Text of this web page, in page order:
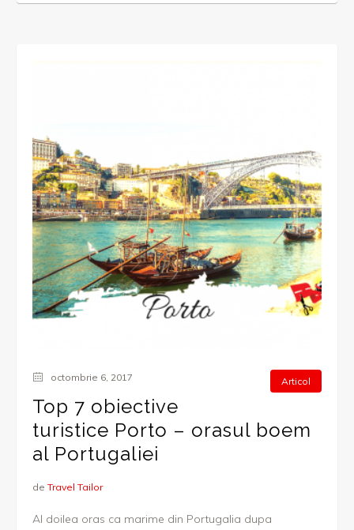
Articol
octombrie 6, 2017
Top 7 obiective
turistice Porto – orasul boem
al Portugaliei
de Travel Tailor
Al doilea oras ca marime din Portugalia dupa